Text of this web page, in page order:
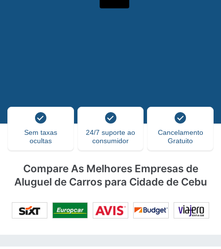
Sem taxas
ocultas
24/7 suporte ao
consumidor
Cancelamento
Gratuito
Compare As Melhores Empresas de
Aluguel de Carros para Cidade de Cebu